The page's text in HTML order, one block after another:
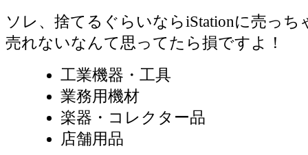
ソレ、捨てるぐらいならiStationに売っち
売れないなんて思ってたら損ですよ！
工業機器・工具
業務用機材
楽器・コレクター品
店舗用品